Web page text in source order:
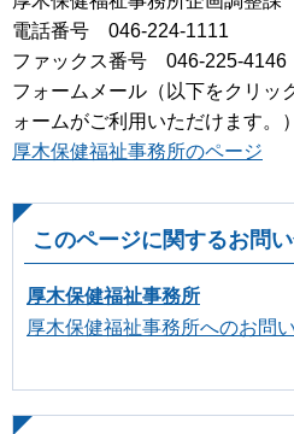
電話番号 046-224-1111
ファックス番号 046-225-4146
フォームメール（以下をクリッ
ォームがご利用いただけます。）
厚木保健福祉事務所のページ
このページに関するお問
厚木保健福祉事務所
厚木保健福祉事務所へのお問